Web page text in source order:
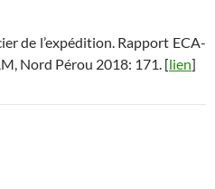
de l’expédition. Rapport ECA-
Nord Pérou 2018: 171. [lien]